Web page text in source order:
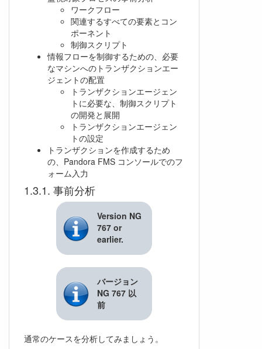
ワークフロー
関連するすべての要素とコン
ポーネント
制御スクリプト
情報フローを制御するための、必要
なマシンへのトランザクションエー
ジェントの配置
トランザクションエージェン
トに必要な、制御スクリプト
の開発と展開
トランザクションエージェン
トの設定
トランザクションを作成するため
の、Pandora FMS コンソールでのフ
ォーム入力
事前分析
Version NG
767 or
earlier.
バージョン
NG 767 以
前
通常のケースを分析してみましょう。